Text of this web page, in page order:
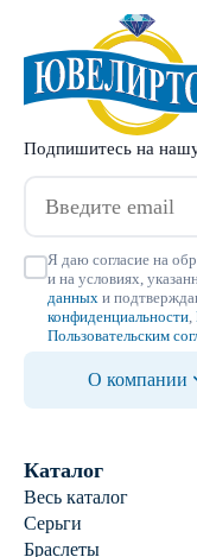
Подпишитесь на
Я даю согласие на
и на условиях,
данных и
конфиденциальности
Пользовательским
О компании
Каталог
Весь каталог
Серьги
Браслеты